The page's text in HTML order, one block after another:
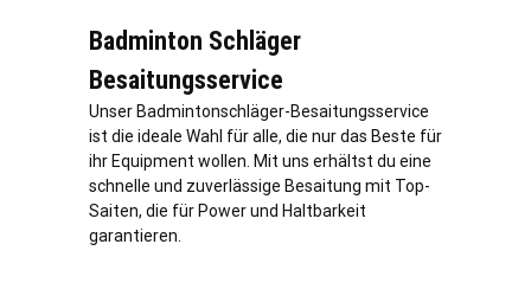
Badminton Schläger
Besaitungsservice
Unser Badmintonschläger-Besaitungsservice
ist die ideale Wahl für alle, die nur das Beste für
ihr Equipment wollen. Mit uns erhältst du eine
schnelle und zuverlässige Besaitung mit Top-
Saiten, die für Power und Haltbarkeit
garantieren.